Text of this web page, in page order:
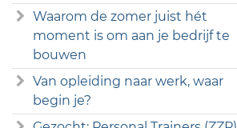
Waarom de zomer juist hét
moment is om aan je bedrijf te
bouwen
Van opleiding naar werk, waar
begin je?